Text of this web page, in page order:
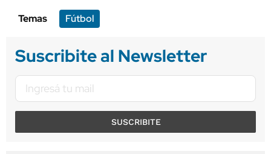
Temas
Fútbol
Suscribite al Newsletter
SUSCRIBITE